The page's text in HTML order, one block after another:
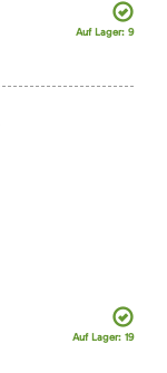
Auf Lager: 9
Auf Lager: 19